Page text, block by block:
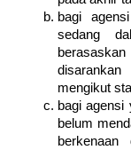
bagi
sedang
mengikut
bagi agensi
belum
berkenaan